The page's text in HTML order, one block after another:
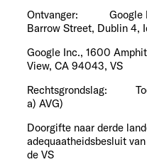
Ontvanger: Google
Barrow Street, Dublin 4,
Google Inc., 1600
View, CA 94043, VS
Rechtsgrondslag:
a) AVG)
Doorgifte naar derde
adequaatheidsbesluit
de VS